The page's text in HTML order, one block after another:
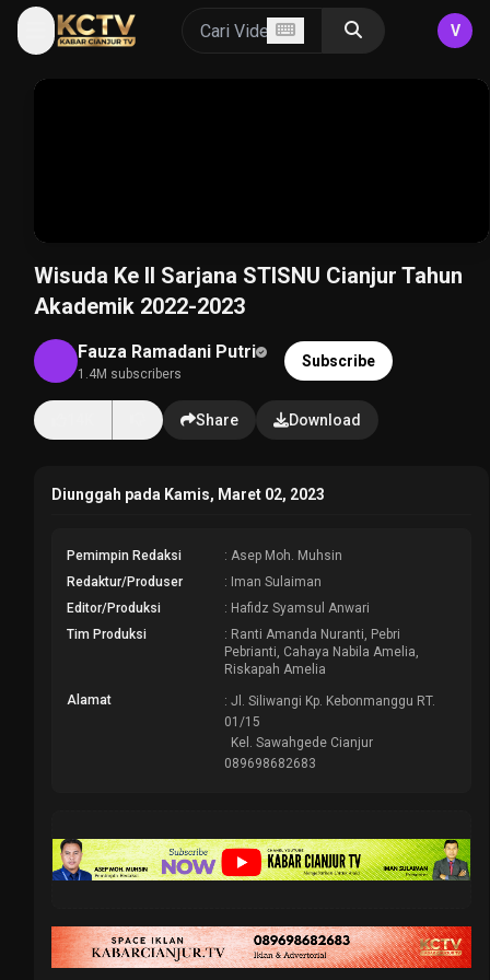
V
Wisuda Ke II Sarjana STISNU Cianjur Tahun
Akademik 2022-2023
Fauza Ramadani Putri
1.4M subscribers
Subscribe
Share Download
Diunggah pada Kamis, Maret 02, 2023
Pemimpin Redaksi
: Asep Moh. Muhsin
Redaktur/Produser
: Iman Sulaiman
Editor/Produksi
: Hafidz Syamsul Anwari
Tim Produksi
: Ranti Amanda Nuranti, Pebri
Pebrianti, Cahaya Nabila Amelia,
Riskapah Amelia
Alamat
: Jl. Siliwangi Kp. Kebonmanggu RT.
01/15
Kel. Sawahgede Cianjur
089698682683